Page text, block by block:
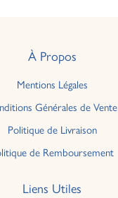
À Propos
Mentions Légales
Générales de Vente
Politique de Livraison
de Remboursement
Liens Utiles